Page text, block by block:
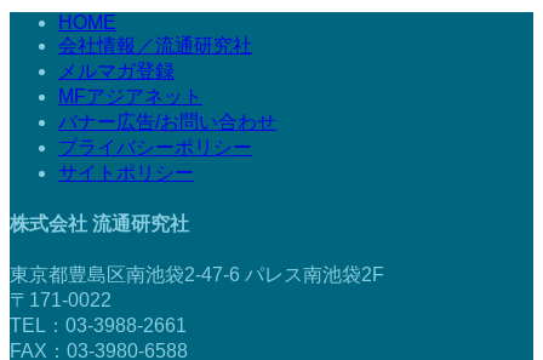
HOME
会社情報／流通研究社
メルマガ登録
MFアジアネット
バナー広告/お問い合わせ
プライバシーポリシー
サイトポリシー
株式会社 流通研究社
東京都豊島区南池袋2-47-6 パレス南池袋2F
〒171-0022
TEL：03-3988-2661
FAX：03-3980-6588